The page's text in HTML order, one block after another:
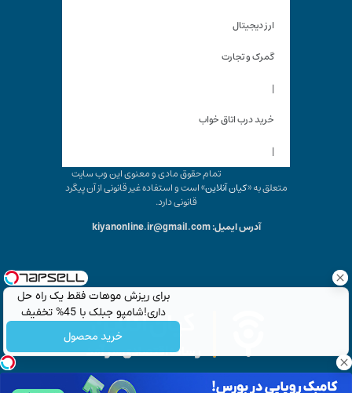
برای ریزش موهات فقط یک راه حل
داری!شامپو جبلک با 45% تخفیف
خرید محصول
ارز دیجیتال
گمرک و تجارت
|
خرید درب اتاق خواب
|
تمام حقوق مادی و معنوی این وب سایت
متعلق به «کیان آنلاین» است و استفاده غیر قانونی از آن پیگرد
قانونی دارد.
آدرس ایمیل: kiyanonline.ir@gmail.com